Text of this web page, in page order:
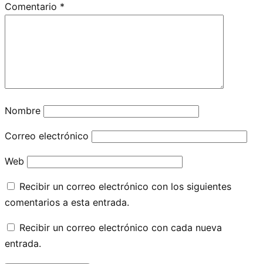
Comentario *
Nombre
Correo electrónico
Web
Recibir un correo electrónico con los siguientes
comentarios a esta entrada.
Recibir un correo electrónico con cada nueva
entrada.